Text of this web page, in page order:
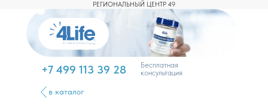
РЕГИОНАЛЬНЫЙ ЦЕНТР 49
Бесплатная
консультация
+7 499 113 39 28
в каталог